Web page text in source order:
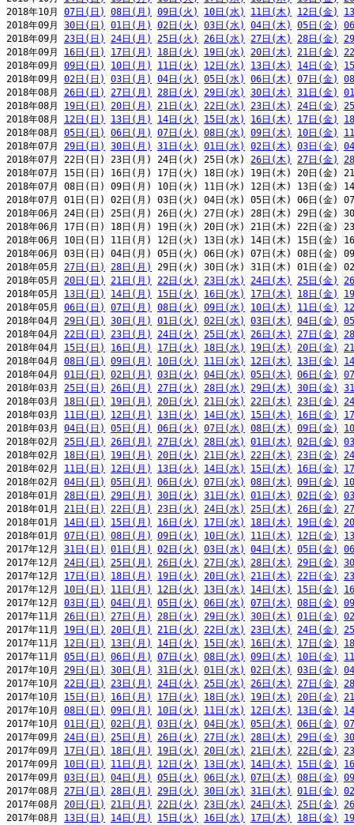
2018年10月 07日(日) 08日(月) 09日(火) 10日(水) 11日(木) 12日(金)
2018年09月 30日(日) 01日(月) 02日(火) 03日(水) 04日(木) 05日(金)
2018年09月 23日(日) 24日(月) 25日(火) 26日(水) 27日(木) 28日(金)
2018年09月 16日(日) 17日(月) 18日(火) 19日(水) 20日(木) 21日(金)
2018年09月 09日(日) 10日(月) 11日(火) 12日(水) 13日(木) 14日(金)
2018年09月 02日(日) 03日(月) 04日(火) 05日(水) 06日(木) 07日(金)
2018年08月 26日(日) 27日(月) 28日(火) 29日(水) 30日(木) 31日(金)
2018年08月 19日(日) 20日(月) 21日(火) 22日(水) 23日(木) 24日(金)
2018年08月 12日(日) 13日(月) 14日(火) 15日(水) 16日(木) 17日(金)
2018年08月 05日(日) 06日(月) 07日(火) 08日(水) 09日(木) 10日(金)
2018年07月 29日(日) 30日(月) 31日(火) 01日(水) 02日(木) 03日(金)
2018年07月 22日(日) 23日(月) 24日(火) 25日(水) 26日(木) 27日(金)
2018年07月 15日(日) 16日(月) 17日(火) 18日(水) 19日(木) 20日(金)
2018年07月 08日(日) 09日(月) 10日(火) 11日(水) 12日(木) 13日(金)
2018年07月 01日(日) 02日(月) 03日(火) 04日(水) 05日(木) 06日(金)
2018年06月 24日(日) 25日(月) 26日(火) 27日(水) 28日(木) 29日(金)
2018年06月 17日(日) 18日(月) 19日(火) 20日(水) 21日(木) 22日(金)
2018年06月 10日(日) 11日(月) 12日(火) 13日(水) 14日(木) 15日(金)
2018年06月 03日(日) 04日(月) 05日(火) 06日(水) 07日(木) 08日(金)
2018年05月 27日(日) 28日(月)
29日(火) 30日(水) 31日(木) 01日(金)
2018年05月 20日(日) 21日(月) 22日(火) 23日(水) 24日(木) 25日(金)
2018年05月 13日(日) 14日(月) 15日(火) 16日(水) 17日(木) 18日(金)
2018年05月 06日(日) 07日(月) 08日(火) 09日(水) 10日(木) 11日(金)
2018年04月 29日(日) 30日(月) 01日(火) 02日(水) 03日(木) 04日(金)
2018年04月 22日(日) 23日(月) 24日(火) 25日(水) 26日(木) 27日(金)
2018年04月 15日(日) 16日(月) 17日(火) 18日(水) 19日(木) 20日(金)
2018年04月 08日(日) 09日(月) 10日(火) 11日(水) 12日(木) 13日(金)
2018年04月 01日(日) 02日(月) 03日(火) 04日(水) 05日(木) 06日(金)
2018年03月 25日(日) 26日(月) 27日(火) 28日(水) 29日(木) 30日(金)
2018年03月 18日(日) 19日(月) 20日(火) 21日(水) 22日(木) 23日(金)
2018年03月 11日(日) 12日(月) 13日(火) 14日(水) 15日(木) 16日(金)
2018年03月 04日(日) 05日(月) 06日(火) 07日(水) 08日(木) 09日(金)
2018年02月 25日(日) 26日(月) 27日(火) 28日(水) 01日(木) 02日(金)
2018年02月 18日(日) 19日(月) 20日(火) 21日(水) 22日(木) 23日(金)
2018年02月 11日(日) 12日(月) 13日(火) 14日(水) 15日(木) 16日(金)
2018年02月 04日(日) 05日(月) 06日(火) 07日(水) 08日(木) 09日(金)
2018年01月 28日(日) 29日(月) 30日(火) 31日(水) 01日(木) 02日(金)
2018年01月 21日(日) 22日(月) 23日(火) 24日(水) 25日(木) 26日(金)
2018年01月 14日(日) 15日(月) 16日(火) 17日(水) 18日(木) 19日(金)
2018年01月 07日(日) 08日(月) 09日(火) 10日(水) 11日(木) 12日(金)
2017年12月 31日(日) 01日(月) 02日(火) 03日(水) 04日(木) 05日(金)
2017年12月 24日(日) 25日(月) 26日(火) 27日(水) 28日(木) 29日(金)
2017年12月 17日(日) 18日(月) 19日(火) 20日(水) 21日(木) 22日(金)
2017年12月 10日(日) 11日(月) 12日(火) 13日(水) 14日(木) 15日(金)
2017年12月 03日(日) 04日(月) 05日(火) 06日(水) 07日(木) 08日(金)
2017年11月 26日(日) 27日(月) 28日(火) 29日(水) 30日(木) 01日(金)
2017年11月 19日(日) 20日(月) 21日(火) 22日(水) 23日(木) 24日(金)
2017年11月 12日(日) 13日(月) 14日(火) 15日(水) 16日(木) 17日(金)
2017年11月 05日(日) 06日(月) 07日(火) 08日(水) 09日(木) 10日(金)
2017年10月 29日(日) 30日(月) 31日(火) 01日(水) 02日(木) 03日(金)
2017年10月 22日(日) 23日(月) 24日(火) 25日(水) 26日(木) 27日(金)
2017年10月 15日(日) 16日(月) 17日(火) 18日(水) 19日(木) 20日(金)
2017年10月 08日(日) 09日(月) 10日(火) 11日(水) 12日(木) 13日(金)
2017年10月 01日(日) 02日(月) 03日(火) 04日(水) 05日(木) 06日(金)
2017年09月 24日(日) 25日(月) 26日(火) 27日(水) 28日(木) 29日(金)
2017年09月 17日(日) 18日(月) 19日(火) 20日(水) 21日(木) 22日(金)
2017年09月 10日(日) 11日(月) 12日(火) 13日(水) 14日(木) 15日(金)
2017年09月 03日(日) 04日(月) 05日(火) 06日(水) 07日(木) 08日(金)
2017年08月 27日(日) 28日(月) 29日(火) 30日(水) 31日(木) 01日(金)
2017年08月 20日(日) 21日(月) 22日(火) 23日(水) 24日(木) 25日(金)
2017年08月 13日(日) 14日(月) 15日(火) 16日(水) 17日(木) 18日(金)